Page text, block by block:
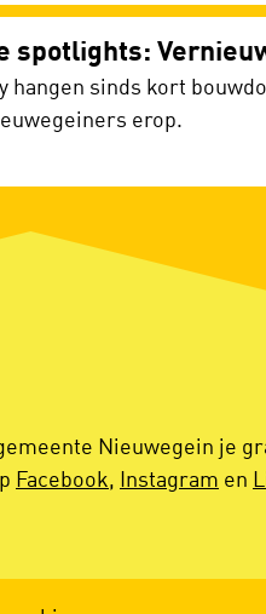
spotlights:
hangen sinds kort
erop.
Nieuwegein je
Facebook, Instagram en